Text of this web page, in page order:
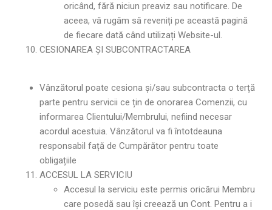
oricând, fără niciun preaviz sau notificare. De
aceea, vă rugăm să reveniți pe această pagină
de fiecare dată când utilizați Website-ul.
CESIONAREA ȘI SUBCONTRACTAREA
Vânzătorul poate cesiona și/sau subcontracta o terță
parte pentru servicii ce țin de onorarea Comenzii, cu
informarea Clientului/Membrului, nefiind necesar
acordul acestuia. Vânzătorul va fi întotdeauna
responsabil față de Cumpărător pentru toate
obligațiile
ACCESUL LA SERVICIU
Accesul la serviciu este permis oricărui Membru
care posedă sau își creează un Cont. Pentru a i